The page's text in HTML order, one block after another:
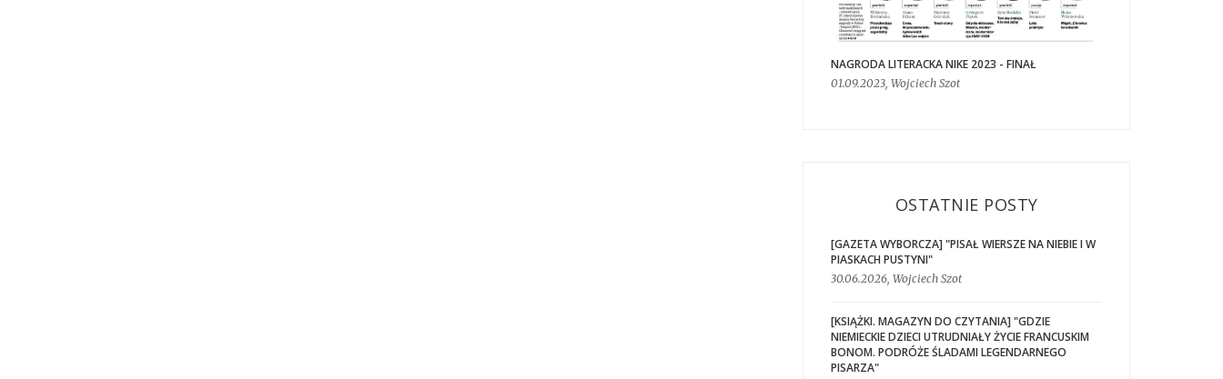
NAGRODA LITERACKA NIKE 2023 - FINAŁ
01.09.2023, Wojciech Szot
OSTATNIE POSTY
[GAZETA WYBORCZA] "PISAŁ WIERSZE NA NIEBIE I W
PIASKACH PUSTYNI"
30.06.2026, Wojciech Szot
[KSIĄŻKI. MAGAZYN DO CZYTANIA] "GDZIE
NIEMIECKIE DZIECI UTRUDNIAŁY ŻYCIE FRANCUSKIM
BONOM. PODRÓŻE ŚLADAMI LEGENDARNEGO
PISARZA"